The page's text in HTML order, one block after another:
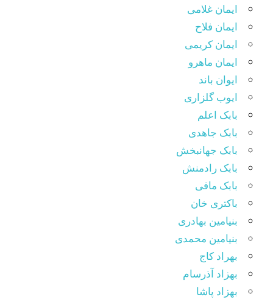
ایمان غلامی
ایمان فلاح
ایمان کریمی
ایمان ماهرو
ایوان باند
ایوب گلزاری
بابک اعلم
بابک جاهدی
بابک جهانبخش
بابک رادمنش
بابک مافی
باکتری خان
بنیامین بهادری
بنیامین محمدی
بهراد کاج
بهزاد آذرسام
بهزاد پاشا